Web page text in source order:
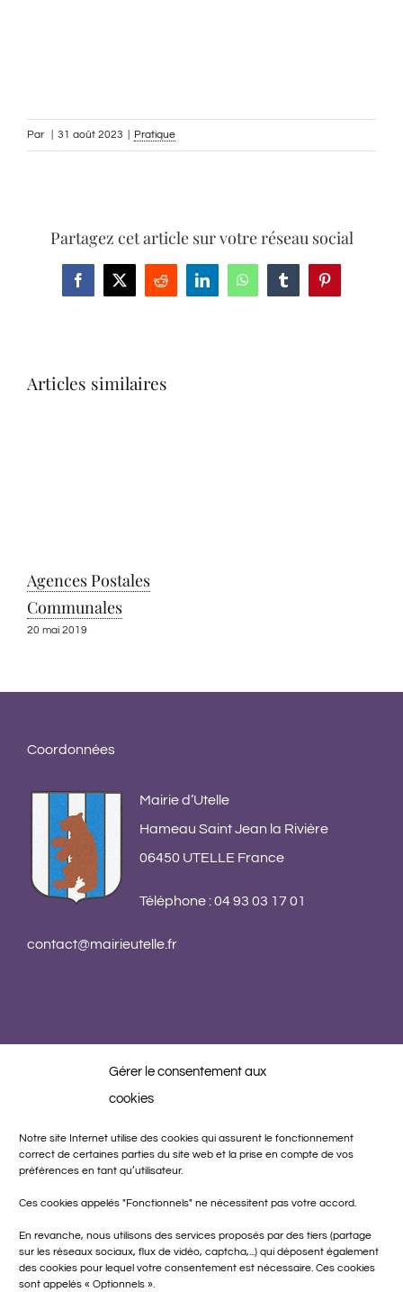
Gérer le consentement aux
cookies
Notre site Internet utilise des cookies qui assurent le fonctionnement
correct de certaines parties du site web et la prise en compte de vos
préférences en tant qu’utilisateur.
Ces cookies appelés "Fonctionnels" ne nécessitent pas votre accord.
En revanche, nous utilisons des services proposés par des tiers (partage
sur les réseaux sociaux, flux de vidéo, captcha,...) qui déposent également
des cookies pour lequel votre consentement est nécessaire. Ces cookies
sont appelés « Optionnels ».
Par 31 août 2023 Pratique
Partagez cet article sur votre réseau social
Facebook
X Reddit LinkedInWhatsAppTumblrPinterest
Articles similaires
Agences Postales
Communales
20 mai 2019
Coordonnées
Mairie d’Utelle
Hameau Saint Jean la Rivière
06450 UTELLE France
Téléphone : 04 93 03 17 01
contact@mairieutelle.fr
Réalisation